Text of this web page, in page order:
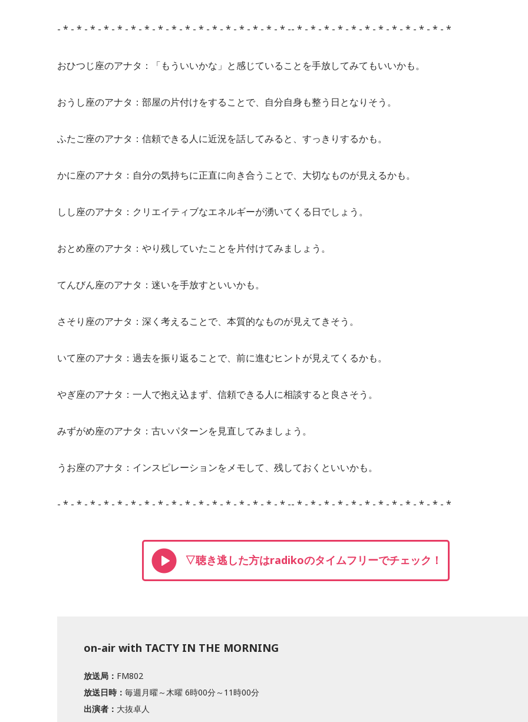
- * - * - * - * - * - * - * - * - * - * - * - * - * - * - * - * - * -- * - * - * - * - * - * - * - * - * - * - * - *
おひつじ座のアナタ：「もういいかな」と感じていることを手放してみてもいいかも。
おうし座のアナタ：部屋の片付けをすることで、自分自身も整う日となりそう。
ふたご座のアナタ：信頼できる人に近況を話してみると、すっきりするかも。
かに座のアナタ：自分の気持ちに正直に向き合うことで、大切なものが見えるかも。
しし座のアナタ：クリエイティブなエネルギーが湧いてくる日でしょう。
おとめ座のアナタ：やり残していたことを片付けてみましょう。
てんびん座のアナタ：迷いを手放すといいかも。
さそり座のアナタ：深く考えることで、本質的なものが見えてきそう。
いて座のアナタ：過去を振り返ることで、前に進むヒントが見えてくるかも。
やぎ座のアナタ：一人で抱え込まず、信頼できる人に相談すると良さそう。
みずがめ座のアナタ：古いパターンを見直してみましょう。
うお座のアナタ：インスピレーションをメモして、残しておくといいかも。
- * - * - * - * - * - * - * - * - * - * - * - * - * - * - * - * - * -- * - * - * - * - * - * - * - * - * - * - * - *
▽聴き逃した方はradikoのタイムフリーでチェック！
on-air with TACTY IN THE MORNING
放送局： FM802
放送日時： 毎週月曜～木曜 6時00分～11時00分
出演者： 大抜卓人